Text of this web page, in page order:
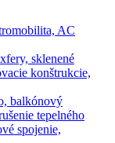
AC
sklenené
konštrukcie,
balkónový
tepelného
spojenie,